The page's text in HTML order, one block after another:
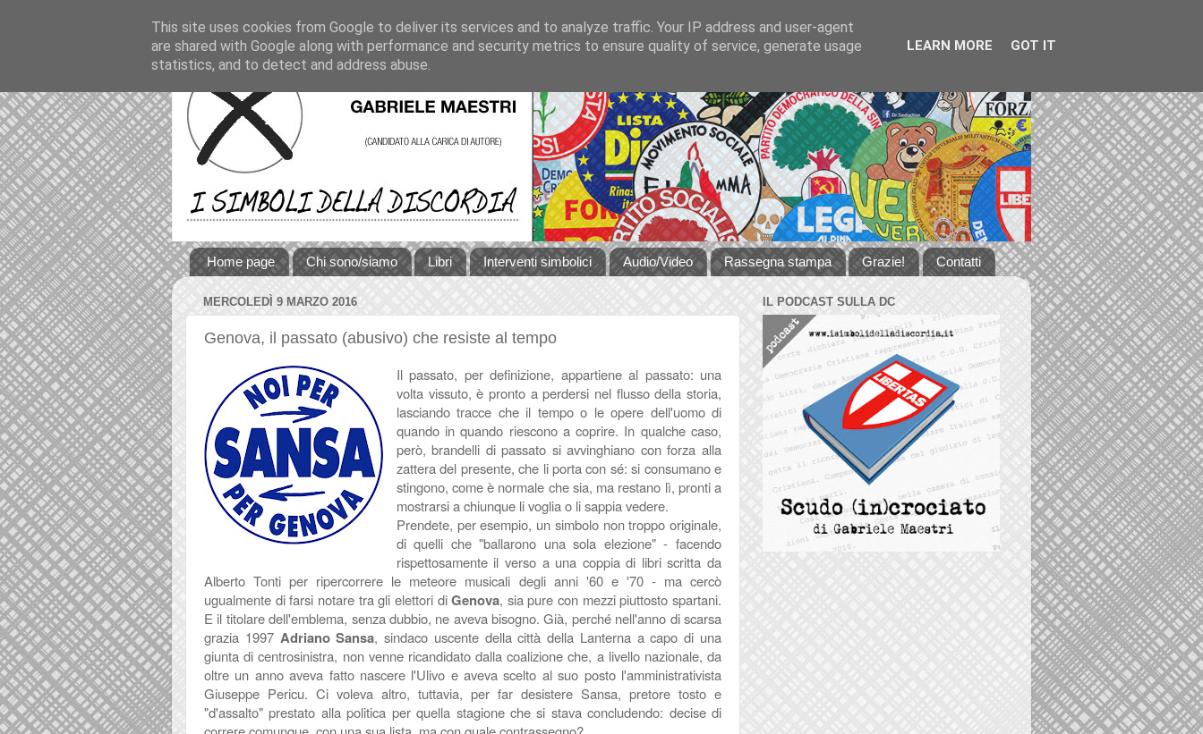
Home page Chi sono/siamo Libri Interventi simbolici Audio/Video Rassegna stampa Grazie! Contatti
MERCOLEDÌ 9 MARZO 2016
Genova, il passato (abusivo) che resiste al tempo
Il passato, per definizione, appartiene al passato: una
volta vissuto, è pronto a perdersi nel flusso della storia,
lasciando tracce che il tempo o le opere dell'uomo di
quando in quando riescono a coprire. In qualche caso,
però, brandelli di passato si avvinghiano con forza alla
zattera del presente, che li porta con sé: si consumano e
stingono, come è normale che sia, ma restano lì, pronti a
mostrarsi a chiunque li voglia o li sappia vedere.
Prendete, per esempio, un simbolo non troppo originale,
di quelli che "ballarono una sola elezione" - facendo
rispettosamente il verso a una coppia di libri scritta da
Alberto Tonti per ripercorrere le meteore musicali degli anni '60 e '70 - ma cercò
ugualmente di farsi notare tra gli elettori diGenova, sia pure con mezzi piuttosto spartani.
E il titolare dell'emblema, senza dubbio, ne aveva bisogno. Già, perché nell'anno di scarsa
grazia 1997 Adriano Sansa, sindaco uscente della città della Lanterna a capo di una
giunta di centrosinistra, non venne ricandidato dalla coalizione che, a livello nazionale, da
oltre un anno aveva fatto nascere l'Ulivo e aveva scelto al suo posto l'amministrativista
Giuseppe Pericu. Ci voleva altro, tuttavia, per far desistere Sansa, pretore tosto e
"d'assalto" prestato alla politica per quella stagione che si stava concludendo: decise di
IL PODCAST SULLA DC
This site uses cookies from Google to deliver its services and to analyze traffic. Your IP address and user-agent
are shared with Google along with performance and security metrics to ensure quality of service, generate usage
statistics, and to detect and address abuse.
LEARN MORE GOT IT